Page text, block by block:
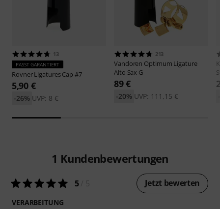
13
PASST GARANTIERT
RovnerLigatures Cap #7
5,90 €
UVP: 8 €
-26%
213
Vandoren Optimum Ligature
Alto Sax G
89 €
UVP: 111,15 €
-20%
1 Kundenbewertungen
5/ 5 Jetzt bewerten
VERARBEITUNG